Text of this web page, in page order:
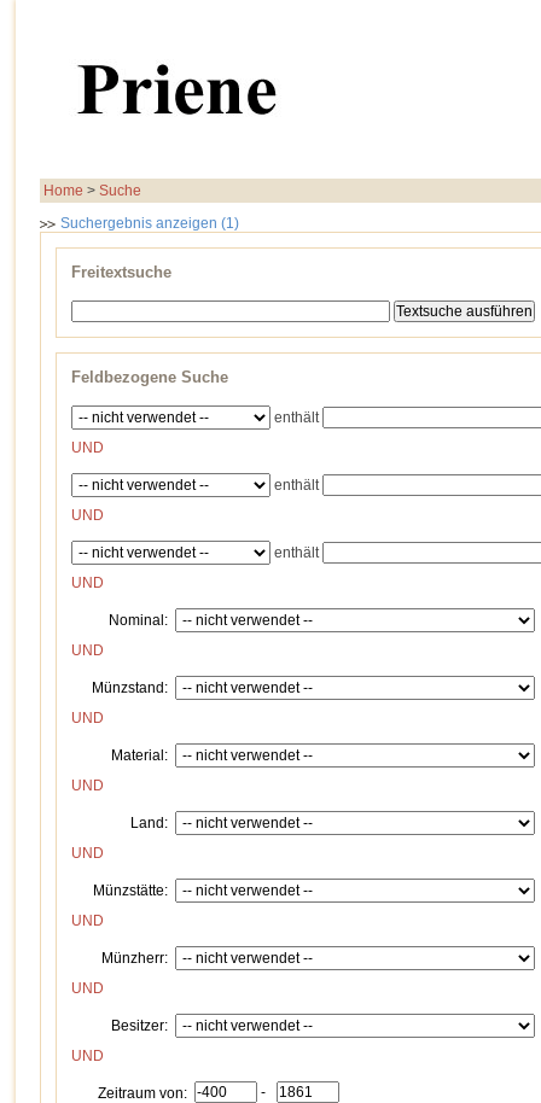
Home > Suche
Suchergebnis anzeigen (1)
Freitextsuche
Feldbezogene Suche
enthält
UND
enthält
UND
enthält
UND
Nominal:
UND
Münzstand:
UND
Material:
UND
Land:
UND
Münzstätte:
UND
Münzherr:
UND
Besitzer:
UND
Zeitraum von: -